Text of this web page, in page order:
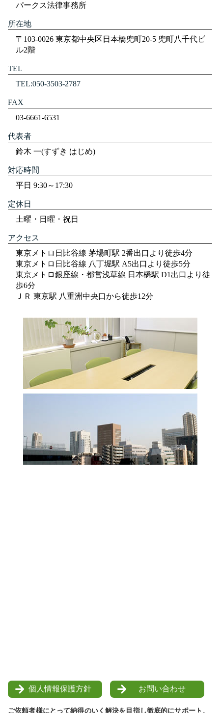
パークス法律事務所
所在地
〒103-0026 東京都中央区日本橋兜町20-5 兜町八千代ビ
ル2階
TEL
TEL:050-3503-2787
FAX
03-6661-6531
代表者
鈴木 一(すずき はじめ)
対応時間
平日 9:30～17:30
定休日
土曜・日曜・祝日
アクセス
東京メトロ日比谷線 茅場町駅 2番出口より徒歩4分
東京メトロ日比谷線 八丁堀駅 A5出口より徒歩5分
東京メトロ銀座線・都営浅草線 日本橋駅 D1出口より徒
歩6分
ＪＲ 東京駅 八重洲中央口から徒歩12分
個人情報保護方針 お問い合わせ
ご依頼者様にとって納得のいく解決を目指し徹底的にサポート。